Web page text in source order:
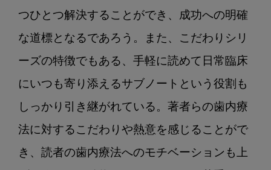
つひとつ解決することができ、成功への明確
な道標となるであろう。また、こだわりシリ
ーズの特徴でもある、手軽に読めて日常臨床
にいつも寄り添えるサブノートという役割も
しっかり引き継がれている。著者らの歯内療
法に対するこだわりや熱意を感じることがで
き、読者の歯内療法へのモチベーションも上